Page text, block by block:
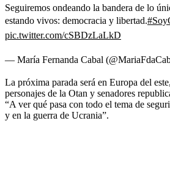
Seguiremos ondeando la bandera de lo
estando vivos: democracia y libertad.
pic.twitter.com/cSBDzLaLkD
— María Fernanda Cabal
La próxima parada será en Europa del
personajes de la Otan y senadores
“A ver qué pasa con todo el tema de
y en la guerra de Ucrania”.